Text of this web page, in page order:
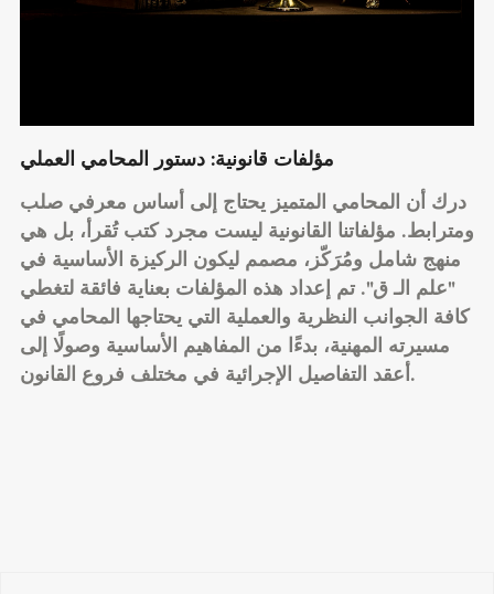
مؤلفات قانونية: دستور المحامي العملي
درك أن المحامي المتميز يحتاج إلى أساس معرفي صلب
ومترابط. مؤلفاتنا القانونية ليست مجرد كتب تُقرأ، بل هي
منهج شامل ومُرَكّز، مصمم ليكون الركيزة الأساسية في
"علم الـ ق". تم إعداد هذه المؤلفات بعناية فائقة لتغطي
كافة الجوانب النظرية والعملية التي يحتاجها المحامي في
مسيرته المهنية، بدءًا من المفاهيم الأساسية وصولًا إلى
أعقد التفاصيل الإجرائية في مختلف فروع القانون.